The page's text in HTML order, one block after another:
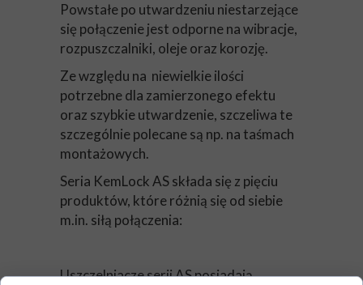
Powstałe po utwardzeniu niestarzejące
się połączenie jest odporne na wibracje,
rozpuszczalniki, oleje oraz korozję.
Ze względu na niewielkie ilości
potrzebne dla zamierzonego efektu
oraz szybkie utwardzenie, szczeliwa te
szczególnie polecane są np. na taśmach
montażowych.
Seria KemLock AS składa się z pięciu
produktów, które różnią się od siebie
m.in. siłą połączenia:
Uszczelniacze serii AS posiadają